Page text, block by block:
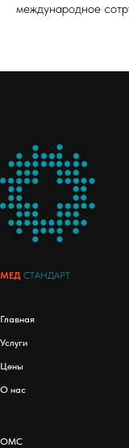
международное
МЕД СТАНДАРТ
Главная
Услуги
Цены
О нас
ОМС